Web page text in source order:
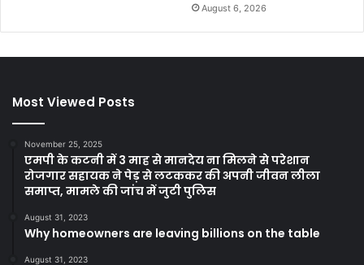
August 6, 2026
Most Viewed Posts
November 25, 2025
एमपी के कटनी में 3 माह से मानदेय ना मिलने से परेशान
रोजगार सहायक ने पेड़ से लटककर की अपनी जीवन लीला
समाप्त, मामले की जांच में जुटी पुलिस
August 31, 2023
Why homeowners are leaving billions on the table
August 31, 2023